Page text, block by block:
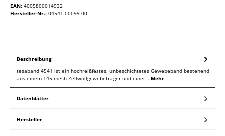
EAN: 4005800014932
Hersteller-Nr.: 04541-00099-00
Beschreibung
tesaband 4541 ist ein hochreißfestes, unbeschichtetes Gewebeband bestehend
aus einem 145 mesh Zellwollgewebeträger und einer… Mehr
Datenblätter
Hersteller